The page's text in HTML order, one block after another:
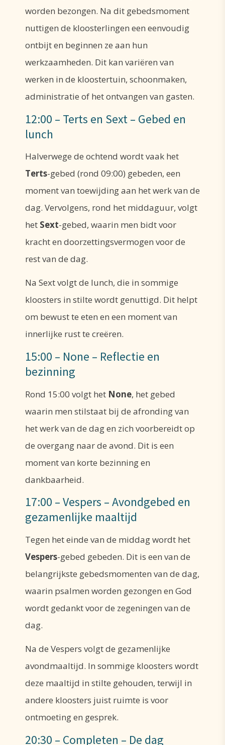
worden bezongen. Na dit gebedsmoment
nuttigen de kloosterlingen een eenvoudig
ontbijt en beginnen ze aan hun
werkzaamheden. Dit kan variëren van
werken in de kloostertuin, schoonmaken,
administratie of het ontvangen van gasten.
12:00 – Terts en Sext – Gebed en
lunch
Halverwege de ochtend wordt vaak het
Terts-gebed (rond 09:00) gebeden, een
moment van toewijding aan het werk van de
dag. Vervolgens, rond het middaguur, volgt
het Sext-gebed, waarin men bidt voor
kracht en doorzettingsvermogen voor de
rest van de dag.
Na Sext volgt de lunch, die in sommige
kloosters in stilte wordt genuttigd. Dit helpt
om bewust te eten en een moment van
innerlijke rust te creëren.
15:00 – None – Reflectie en
bezinning
Rond 15:00 volgt het None, het gebed
waarin men stilstaat bij de afronding van
het werk van de dag en zich voorbereidt op
de overgang naar de avond. Dit is een
moment van korte bezinning en
dankbaarheid.
17:00 – Vespers – Avondgebed en
gezamenlijke maaltijd
Tegen het einde van de middag wordt het
Vespers-gebed gebeden. Dit is een van de
belangrijkste gebedsmomenten van de dag,
waarin psalmen worden gezongen en God
wordt gedankt voor de zegeningen van de
dag.
Na de Vespers volgt de gezamenlijke
avondmaaltijd. In sommige kloosters wordt
deze maaltijd in stilte gehouden, terwijl in
andere kloosters juist ruimte is voor
ontmoeting en gesprek.
20:30 – Completen – De dag